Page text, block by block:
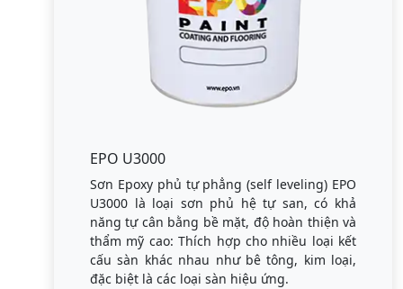
EPO U3000
Sơn Epoxy phủ tự phẳng (self leveling) EPO
U3000 là loại sơn phủ hệ tự san, có khả
năng tự cân bằng bề mặt, độ hoàn thiện và
thẩm mỹ cao: Thích hợp cho nhiều loại kết
cấu sàn khác nhau như bê tông, kim loại,
đặc biệt là các loại sàn hiệu ứng.